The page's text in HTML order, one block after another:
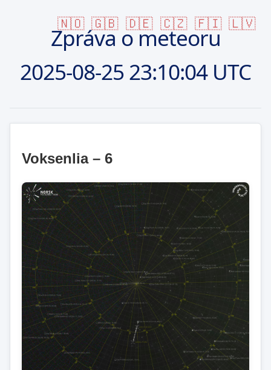
🇳🇴 🇬🇧 🇩🇪 🇨🇿 🇫🇮 🇱🇻
Zpráva o meteoru
2025-08-25 23:10:04 UTC
Voksenlia – 6